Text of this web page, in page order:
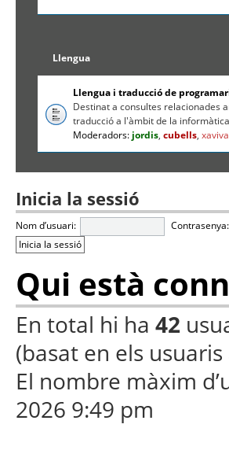
Llengua
Llengua i traducció de
Destinat a consultes relacionades
traducció a l'àmbit de la
Moderadors: jordis,cubells,
Inicia la sessió
Nom d’usuari: Contrasenya:
Qui està
En total hi ha 42
(basat en els
El nombre màxim
2026 9:49 pm